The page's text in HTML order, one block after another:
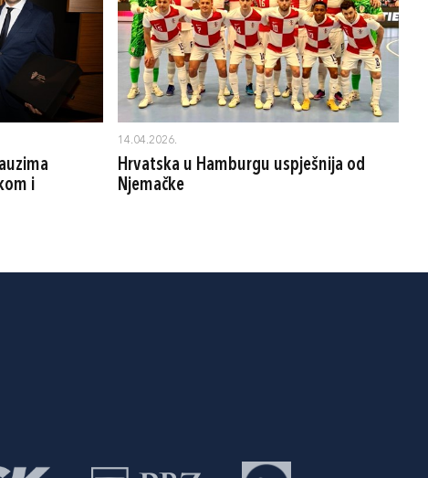
i
14.04.2026.
Hrvatska u Hamburgu uspješnija od
Njemačke